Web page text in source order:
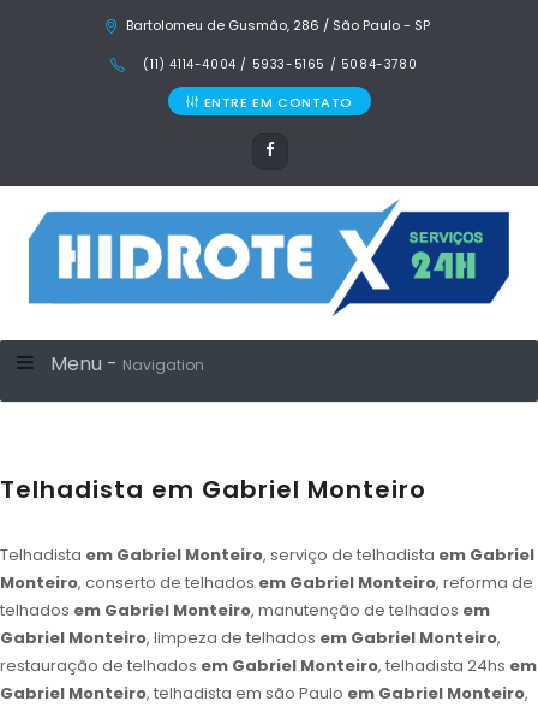
Bartolomeu de Gusmão, 286 / São Paulo - SP
(11) 4114-4004 / 5933-5165 / 5084-3780
ENTRE EM CONTATO
Menu - Navigation
Telhadista em Gabriel Monteiro
Telhadista em Gabriel Monteiro, serviço de telhadista em Gabriel
Monteiro, conserto de telhados em Gabriel Monteiro, reforma de
telhados em Gabriel Monteiro, manutenção de telhados em
Gabriel Monteiro, limpeza de telhados em Gabriel Monteiro,
restauração de telhados em Gabriel Monteiro, telhadista 24hs em
Gabriel Monteiro, telhadista em são Paulo em Gabriel Monteiro,